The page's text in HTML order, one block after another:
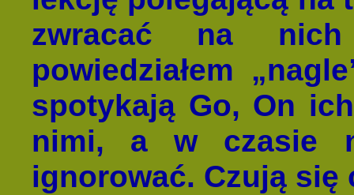
zwracać na
powiedziałem
spotykają Go, On
nimi, a w czasie
ignorować. Czują się